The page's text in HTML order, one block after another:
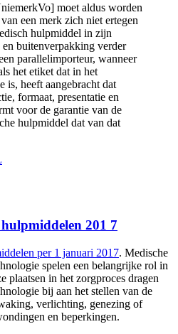
moet aldus worden
een merk zich niet ertegen
hulpmiddel in zijn
buitenverpakking verder
parallelimporteur, wanneer
het etiket dat in het
is, heeft aangebracht dat
formaat, presentatie en
voor de garantie van de
hulpmiddel dat van dat
201 7
per 1 januari 2017. Medische
spelen een belangrijke rol in
plaatsen in het zorgproces dragen
bij aan het stellen van de
verlichting, genezing of
en beperkingen.